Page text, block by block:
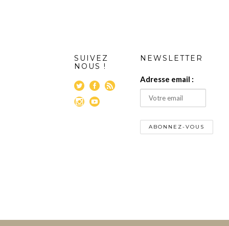
SUIVEZ
NOUS !
NEWSLETTER
Adresse email :